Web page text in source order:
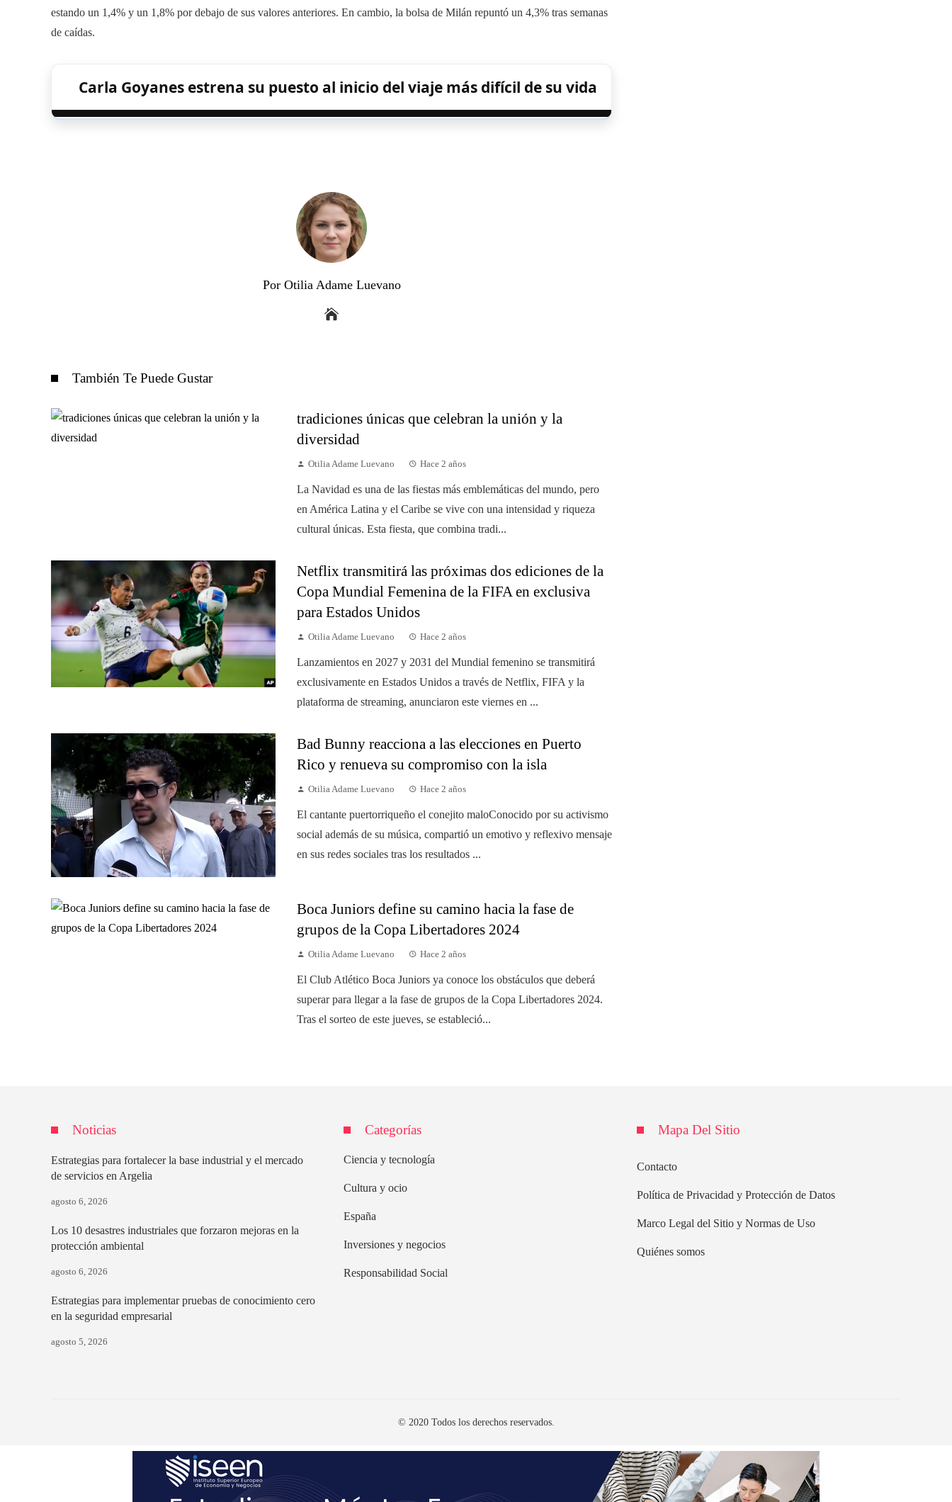
estando un 1,4% y un 1,8% por debajo de sus valores anteriores. En cambio, la bolsa de Milán repuntó un 4,3% tras semanas
de caídas.
Carla Goyanes estrena su puesto al inicio del viaje más difícil de su vida
Por Otilia Adame Luevano
También Te Puede Gustar
tradiciones únicas que celebran la unión y la
diversidad
Otilia Adame Luevano Hace 2 años
La Navidad es una de las fiestas más emblemáticas del mundo, pero
en América Latina y el Caribe se vive con una intensidad y riqueza
cultural únicas. Esta fiesta, que combina tradi...
Netflix transmitirá las próximas dos ediciones de la
Copa Mundial Femenina de la FIFA en exclusiva
para Estados Unidos
Otilia Adame Luevano Hace 2 años
Lanzamientos en 2027 y 2031 del Mundial femenino se transmitirá
exclusivamente en Estados Unidos a través de Netflix, FIFA y la
plataforma de streaming, anunciaron este viernes en ...
Bad Bunny reacciona a las elecciones en Puerto
Rico y renueva su compromiso con la isla
Otilia Adame Luevano Hace 2 años
El cantante puertorriqueño el conejito maloConocido por su activismo
social además de su música, compartió un emotivo y reflexivo mensaje
en sus redes sociales tras los resultados ...
Boca Juniors define su camino hacia la fase de
grupos de la Copa Libertadores 2024
Otilia Adame Luevano Hace 2 años
El Club Atlético Boca Juniors ya conoce los obstáculos que deberá
superar para llegar a la fase de grupos de la Copa Libertadores 2024.
Tras el sorteo de este jueves, se estableció...
Noticias
Estrategias para fortalecer la base industrial y el mercado
de servicios en Argelia
agosto 6, 2026
Los 10 desastres industriales que forzaron mejoras en la
protección ambiental
agosto 6, 2026
Estrategias para implementar pruebas de conocimiento cero
en la seguridad empresarial
agosto 5, 2026
Categorías
Ciencia y tecnología
Cultura y ocio
España
Inversiones y negocios
Responsabilidad Social
Mapa Del Sitio
Contacto
Política de Privacidad y Protección de Datos
Marco Legal del Sitio y Normas de Uso
Quiénes somos
© 2020 Todos los derechos reservados.